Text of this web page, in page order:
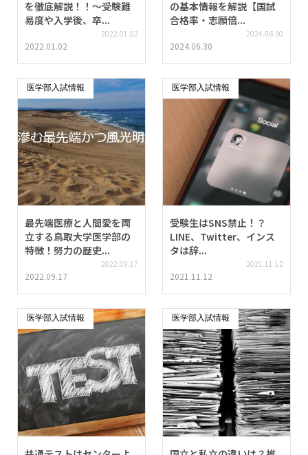
を徹底解説！！〜受験難
易度や入学後、卒...
2022.01.02
2022.01.02
の基本情報を解説【国試
合格率・志願倍...
2024.06.30
2024.06.30
医学部入試情報
最先端医療と人間愛を両
立する鳥取大学医学部の
特徴！努力の歴史...
2022.09.17
2022.09.17
医学部入試情報
受験生はSNS禁止！？
LINE、Twitter、インス
タは辞...
2021.11.12
2021.11.12
医学部入試情報 医学部入試情報